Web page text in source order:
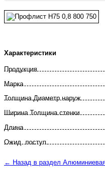
Характеристики
Продукция
Марка
Толщина Диаметр наруж
Ширина Толщина стенки
Длина
Ожид. поступ.
← Назад в раздел